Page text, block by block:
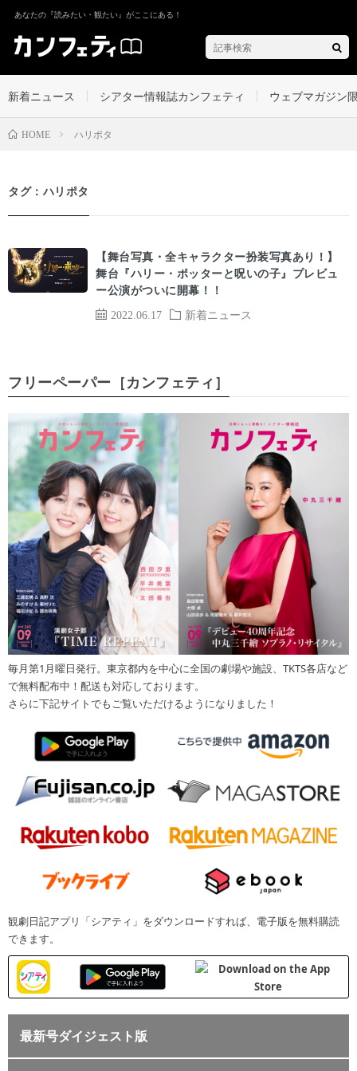
あなたの『読みたい・観たい』がここにある！
新着ニュース シアター情報誌カンフェティ ウェブマガジン
HOME ハリポタ
タグ：ハリポタ
2022.06.17 新着ニュース
【舞台写真・全キャラクター扮装写真あり！】
舞台『ハリー・ポッターと呪いの子』プレビュ
ー公演がついに開幕！！
フリーペーパー［カンフェティ］
毎月第1月曜日発行。東京都内を中心に全国の劇場や施設、TKTS各店など
で無料配布中！配送も対応しております。
さらに下記サイトでもご覧いただけるようになりました！
観劇日記アプリ「シアティ」をダウンロードすれば、電子版を無料購読
できます。
最新号ダイジェスト版